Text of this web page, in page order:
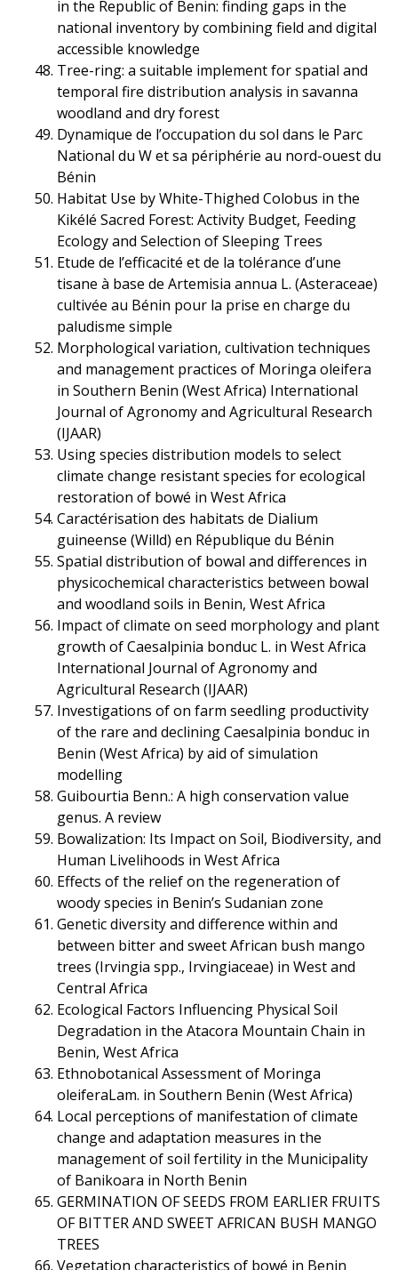
in the Republic of Benin: finding gaps in the
national inventory by combining field and digital
accessible knowledge
Tree-ring: a suitable implement for spatial and
temporal fire distribution analysis in savanna
woodland and dry forest
Dynamique de l’occupation du sol dans le Parc
National du W et sa périphérie au nord-ouest du
Bénin
Habitat Use by White-Thighed Colobus in the
Kikélé Sacred Forest: Activity Budget, Feeding
Ecology and Selection of Sleeping Trees
Etude de l’efficacité et de la tolérance d’une
tisane à base de Artemisia annua L. (Asteraceae)
cultivée au Bénin pour la prise en charge du
paludisme simple
Morphological variation, cultivation techniques
and management practices of Moringa oleifera
in Southern Benin (West Africa) International
Journal of Agronomy and Agricultural Research
(IJAAR)
Using species distribution models to select
climate change resistant species for ecological
restoration of bowé in West Africa
Caractérisation des habitats de Dialium
guineense (Willd) en République du Bénin
Spatial distribution of bowal and differences in
physicochemical characteristics between bowal
and woodland soils in Benin, West Africa
Impact of climate on seed morphology and plant
growth of Caesalpinia bonduc L. in West Africa
International Journal of Agronomy and
Agricultural Research (IJAAR)
Investigations of on farm seedling productivity
of the rare and declining Caesalpinia bonduc in
Benin (West Africa) by aid of simulation
modelling
Guibourtia Benn.: A high conservation value
genus. A review
Bowalization: Its Impact on Soil, Biodiversity, and
Human Livelihoods in West Africa
Effects of the relief on the regeneration of
woody species in Benin’s Sudanian zone
Genetic diversity and difference within and
between bitter and sweet African bush mango
trees (Irvingia spp., Irvingiaceae) in West and
Central Africa
Ecological Factors Influencing Physical Soil
Degradation in the Atacora Mountain Chain in
Benin, West Africa
Ethnobotanical Assessment of Moringa
oleiferaLam. in Southern Benin (West Africa)
Local perceptions of manifestation of climate
change and adaptation measures in the
management of soil fertility in the Municipality
of Banikoara in North Benin
GERMINATION OF SEEDS FROM EARLIER FRUITS
OF BITTER AND SWEET AFRICAN BUSH MANGO
TREES
Vegetation characteristics of bowé in Benin